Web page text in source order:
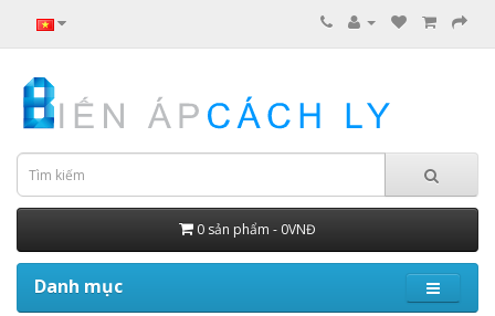
0 sản phẩm - 0VNĐ
Danh mục